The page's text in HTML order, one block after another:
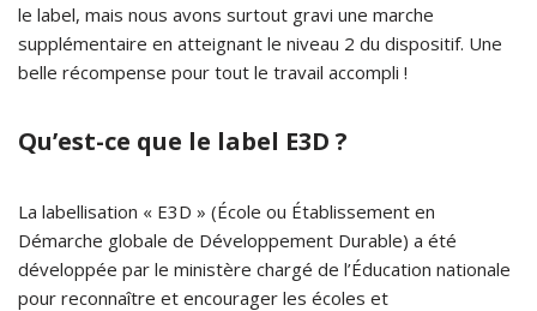
le label, mais nous avons surtout gravi une marche
supplémentaire en atteignant le niveau 2 du dispositif. Une
belle récompense pour tout le travail accompli !
Qu’est-ce que le label E3D ?
La labellisation « E3D » (École ou Établissement en
Démarche globale de Développement Durable) a été
développée par le ministère chargé de l’Éducation nationale
pour reconnaître et encourager les écoles et